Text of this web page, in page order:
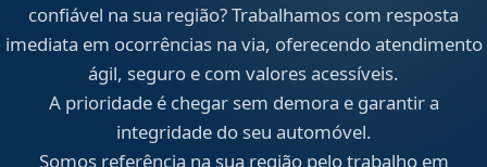
confiável na sua região? Trabalhamos com resposta
imediata em ocorrências na via, oferecendo atendimento
ágil, seguro e com valores acessíveis.
A prioridade é chegar sem demora e garantir a
integridade do seu automóvel.
Somos referência na sua região pelo trabalho em